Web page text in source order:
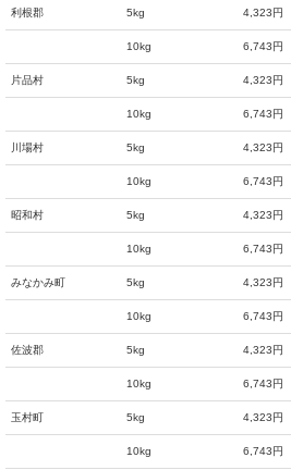
利根郡 5kg 4,323円
10kg 6,743円
片品村 5kg 4,323円
10kg 6,743円
川場村 5kg 4,323円
10kg 6,743円
昭和村 5kg 4,323円
10kg 6,743円
みなかみ町 5kg 4,323円
10kg 6,743円
佐波郡 5kg 4,323円
10kg 6,743円
玉村町 5kg 4,323円
10kg 6,743円